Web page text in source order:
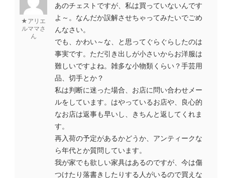
★アリエ
ルママさ
ん
あのチェストですが、私は買っていないんです
よ～。なんだか誤解させちゃってみたいでごめ
んなさい。
でも、かわい～な、と思ってぐらぐらしたのは
事実です。ただ引き出しが小さいからお洋服は
難しいですよね。雑多な小物類くらい？手芸用
品、切手とか？
私は判断に迷った場合、お店に問い合わせメー
ルをしています。はやっているお店や、良心的
なお店は返事も早いし、きちんと返してくれま
す。
再入荷の予定があるかどうか、アンティークな
ら年代とか質問しています。
我が家でも欲しい家具はあるのですが、今は傷
つけたり落書きしたりする人がいるので買えな